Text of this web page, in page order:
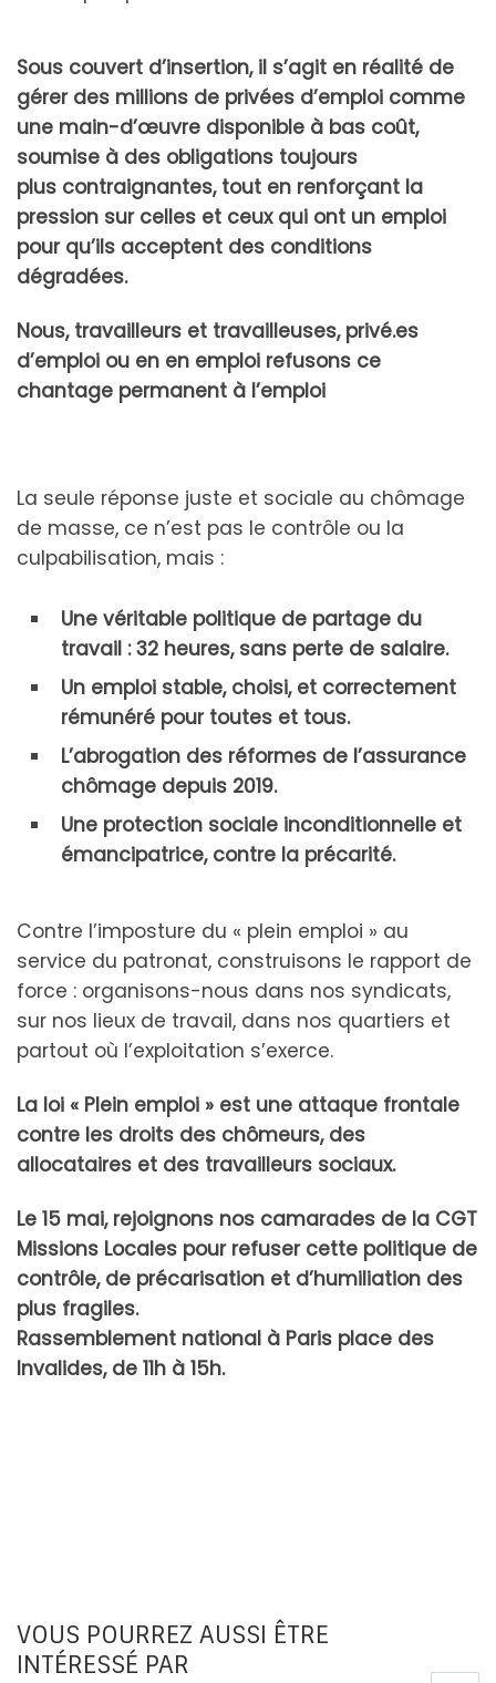
Sous couvert d’insertion, il s’agit en réalité de
gérer des millions de privées d’emploi comme
une main-d’œuvre disponible à bas coût,
soumise à des obligations toujours
plus contraignantes, tout en renforçant la
pression sur celles et ceux qui ont un emploi
pour qu’ils acceptent des conditions
dégradées.
Nous, travailleurs et travailleuses, privé.es
d’emploi ou en en emploi refusons ce
chantage permanent à l’emploi
La seule réponse juste et sociale au chômage
de masse, ce n’est pas le contrôle ou la
culpabilisation, mais :
Une véritable politique de partage du
travail : 32 heures, sans perte de salaire.
Un emploi stable, choisi, et correctement
rémunéré pour toutes et tous.
L’abrogation des réformes de l’assurance
chômage depuis 2019.
Une protection sociale inconditionnelle et
émancipatrice, contre la précarité.
Contre l’imposture du « plein emploi » au
service du patronat, construisons le rapport de
force : organisons-nous dans nos syndicats,
sur nos lieux de travail, dans nos quartiers et
partout où l’exploitation s’exerce.
La loi « Plein emploi » est une attaque frontale
contre les droits des chômeurs, des
allocataires et des travailleurs sociaux.
Le 15 mai, rejoignons nos camarades de la CGT
Missions Locales pour refuser cette politique de
contrôle, de précarisation et d’humiliation des
plus fragiles.
Rassemblement national à Paris place des
Invalides, de 11h à 15h.
VOUS POURREZ AUSSI ÊTRE
INTÉRESSÉ PAR